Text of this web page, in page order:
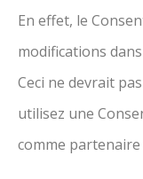
En effet, le
modifications
Ceci ne devrait
utilisez une
comme partenaire